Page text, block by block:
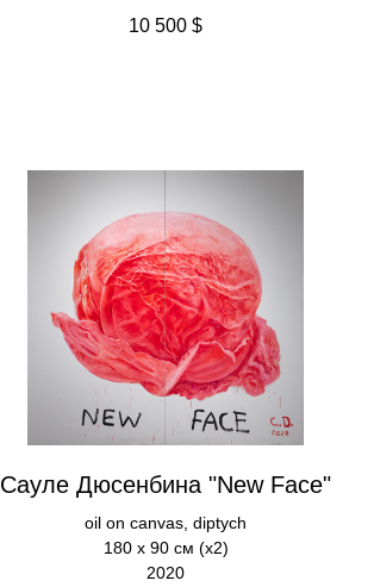
10 500 $
Сауле Дюсенбина "New Face"
oil on canvas, diptych
180 x 90 см (х2)
2020